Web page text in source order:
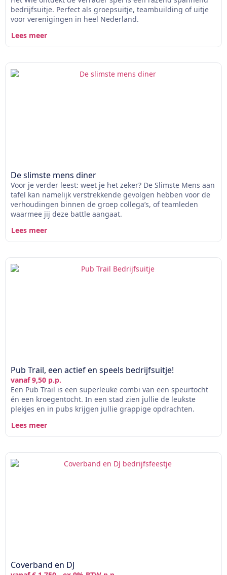
bedrijfsuitje. Perfect als groepsuitje, teambuilding of uitje
voor verenigingen in heel Nederland.
Lees meer
De slimste mens diner
Voor je verder leest: weet je het zeker? De Slimste Mens aan
tafel kan namelijk verstrekkende gevolgen hebben voor de
verhoudingen binnen de groep collega’s, of teamleden
waarmee jij deze battle aangaat.
Lees meer
Pub Trail, een actief en speels bedrijfsuitje!
vanaf 9,50 p.p.
Een Pub Trail is een superleuke combi van een speurtocht
én een kroegentocht. In een stad zien jullie de leukste
plekjes en in pubs krijgen jullie grappige opdrachten.
Lees meer
Coverband en DJ